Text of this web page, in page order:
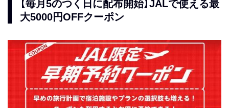
【毎月5のつく日に配布開始】JALで使える最
大5000円OFFクーポン